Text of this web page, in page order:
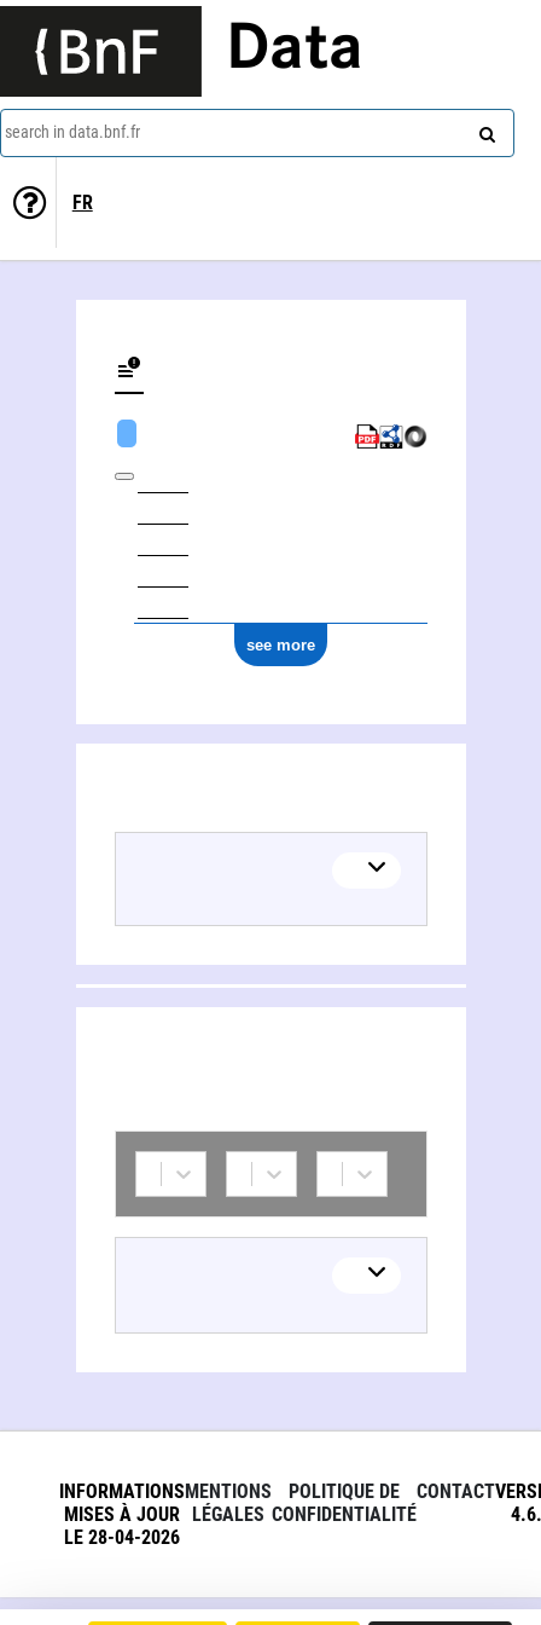
Data
search in data.bnf.fr
FR
see more
INFORMATIONS
MISES À JOUR
LE 28-04-2026
MENTIONS
LÉGALES
POLITIQUE DE
CONFIDENTIALITÉ
CONTACT